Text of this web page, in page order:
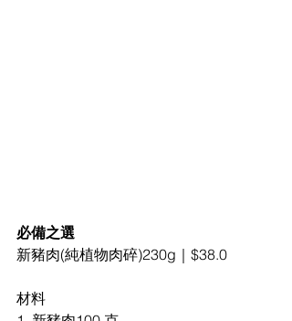
必備之選
新豬肉(純植物肉碎)230g｜$38.0
材料